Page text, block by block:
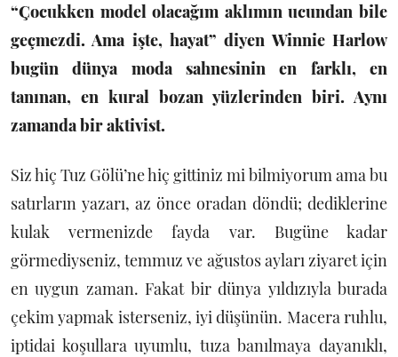
“Çocukken model olacağım aklımın ucundan bile
geçmezdi. Ama işte, hayat” diyen Winnie Harlow
bugün dünya moda sahnesinin en farklı, en
tanınan, en kural bozan yüzlerinden biri. Aynı
zamanda bir aktivist.
Siz hiç Tuz Gölü’ne hiç gittiniz mi bilmiyorum ama bu
satırların yazarı, az önce oradan döndü; dediklerine
kulak vermenizde fayda var. Bugüne kadar
görmediyseniz, temmuz ve ağustos ayları ziyaret için
en uygun zaman. Fakat bir dünya yıldızıyla burada
çekim yapmak isterseniz, iyi düşünün. Macera ruhlu,
iptidai koşullara uyumlu, tuza banılmaya dayanıklı,